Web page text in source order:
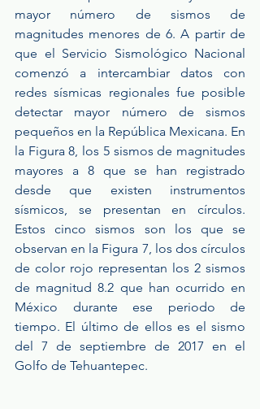
mayor número de sismos de
magnitudes menores de 6. A partir de
que el Servicio Sismológico Nacional
comenzó a intercambiar datos con
redes sísmicas regionales fue posible
detectar mayor número de sismos
pequeños en la República Mexicana. En
la Figura 8, los 5 sismos de magnitudes
mayores a 8 que se han registrado
desde que existen instrumentos
sísmicos, se presentan en círculos.
Estos cinco sismos son los que se
observan en la Figura 7, los dos círculos
de color rojo representan los 2 sismos
de magnitud 8.2 que han ocurrido en
México durante ese periodo de
tiempo. El último de ellos es el sismo
del 7 de septiembre de 2017 en el
Golfo de Tehuantepec.